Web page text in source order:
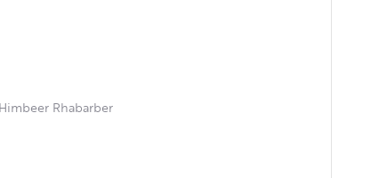
Rhabarber